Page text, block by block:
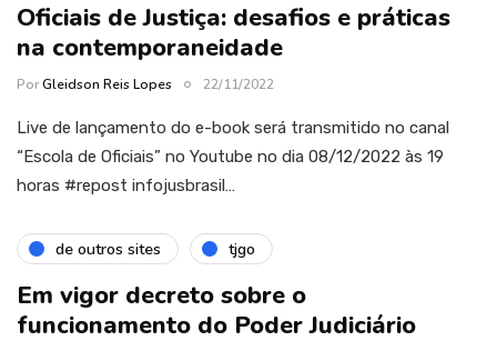
Oficiais de Justiça: desafios e práticas
na contemporaneidade
PorGleidson Reis Lopes 22/11/2022
Live de lançamento do e-book será transmitido no canal
“Escola de Oficiais” no Youtube no dia 08/12/2022 às 19
horas #repost infojusbrasil…
de outros sites tjgo
Em vigor decreto sobre o
funcionamento do Poder Judiciário